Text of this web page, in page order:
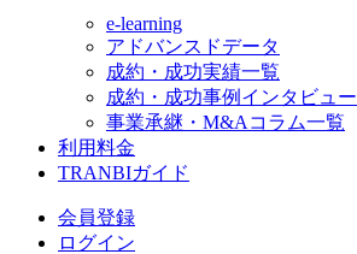
e-learning
アドバンスドデータ
成約・成功実績一覧
成約・成功事例インタビュー
事業承継・M&Aコラム一覧
利用料金
TRANBIガイド
会員登録
ログイン